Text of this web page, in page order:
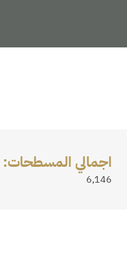
اجمالي المسطحات:
6,146